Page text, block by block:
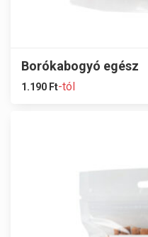
Borókabogyó egész
1.190 Ft-tól